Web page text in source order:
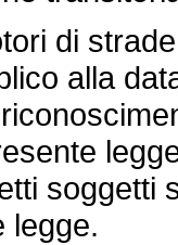
di
alla
soggetti
legge.